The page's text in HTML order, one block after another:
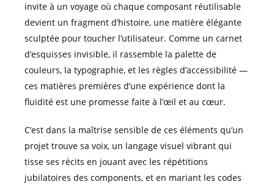
invite à un voyage où chaque composant réutilisable
devient un fragment d’histoire, une matière élégante
sculptée pour toucher l’utilisateur. Comme un carnet
d’esquisses invisible, il rassemble la palette de
couleurs, la typographie, et les règles d’accessibilité —
ces matières premières d’une expérience dont la
fluidité est une promesse faite à l’œil et au cœur.
C’est dans la maîtrise sensible de ces éléments qu’un
projet trouve sa voix, un langage visuel vibrant qui
tisse ses récits en jouant avec les répétitions
jubilatoires des components, et en mariant les codes